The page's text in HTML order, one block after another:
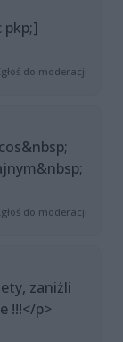
pkp;]
do moderacji
do moderacji
zaniżli
!!!</p>